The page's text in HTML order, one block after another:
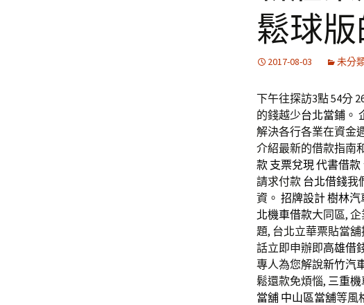
鬆球
2017-08-03 未分
下午往探訪3點 54分
的錢越少台北當鋪 。
解決各行各業在資金
介紹最新的借款指南
款 支票兌現代書借款
請求付款 台北借錢我
資。 招牌設計樹林汽
北機車借款大同區,
題, 台北立華票貼當
話立即申辦即高雄借
專人為您解說新竹汽
鬆還款免煩惱, 三重
當舖 中山區當舖等風